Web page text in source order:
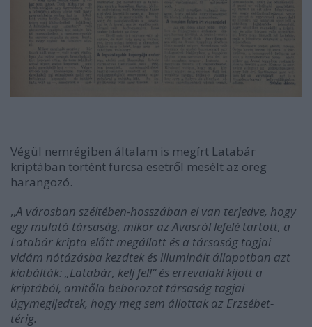
Végül nemrégiben általam is megírt Latabár
kriptában történt furcsa esetről mesélt az öreg
harangozó.
,,A városban széltében-hosszában el van terjedve, hogy
egy mulató társaság, mikor az Avasról lefelé tartott, a
Latabár kripta előtt megállott és a társaság tagjai
vidám nótázásba kezdtek és illuminált állapotban azt
kiabálták: „Latabár, kelj fel!“ és errevalaki kijött a
kriptából, amitőla beborozot társaság tagjai
úgymegijedtek, hogy meg sem állottak az Erzsébet-
térig.